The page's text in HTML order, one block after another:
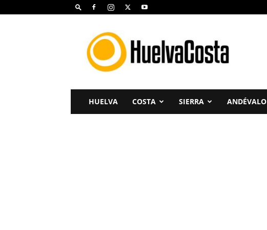
Huelva
Costa
HUELVA COSTA SIERRA ANDÉVALO